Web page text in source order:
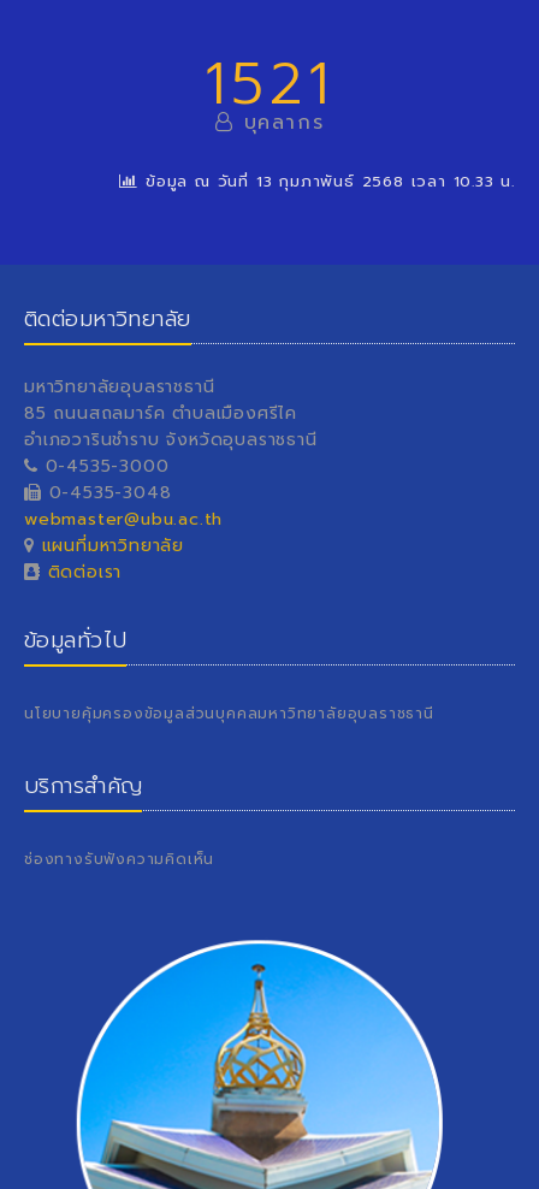
1521
บุคลากร
ข้อมูล ณ วันที่ 13 กุมภาพันธ์ 2568 เวลา 10.33 น.
ติดต่อมหาวิทยาลัย
มหาวิทยาลัยอุบลราชธานี
85 ถนนสถลมาร์ค ตำบลเมืองศรีไค
อำเภอวารินชำราบ จังหวัดอุบลราชธานี
0-4535-3000
0-4535-3048
webmaster@ubu.ac.th
แผนที่มหาวิทยาลัย
ติดต่อเรา
ข้อมูลทั่วไป
นโยบายคุ้มครองข้อมูลส่วนบุคคลมหาวิทยาลัยอุบลราชธานี
บริการสำคัญ
ช่องทางรับฟังความคิดเห็น